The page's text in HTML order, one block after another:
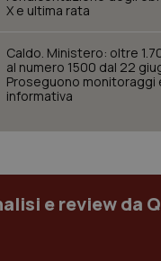
X e ultima rata
Caldo. Ministero: oltre
al numero 1500 dal 22
Proseguono monitoraggi
informativa
e review da
correttamente senza questi
YouTube